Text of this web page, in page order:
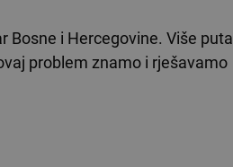
Bosne i Hercegovine. Više puta
problem znamo i rješavamo